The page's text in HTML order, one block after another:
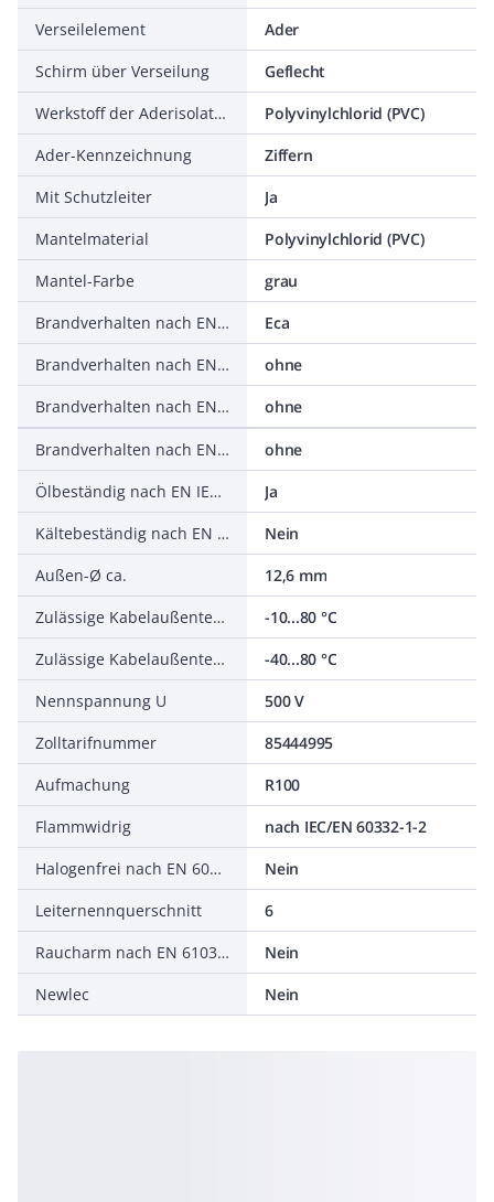
Verseilelement
Ader
Schirm über Verseilung
Geflecht
Werkstoff der Aderisolation
Polyvinylchlorid (PVC)
Ader-Kennzeichnung
Ziffern
Mit Schutzleiter
Ja
Mantelmaterial
Polyvinylchlorid (PVC)
Mantel-Farbe
grau
Brandverhalten nach EN 13501-6: Klasse
Eca
Brandverhalten nach EN 13501-6: Rauchentwicklung
ohne
Brandverhalten nach EN 13501-6: Abtropfverhalten
ohne
Brandverhalten nach EN 13501-6: Säureentwicklung
ohne
Ölbeständig nach EN IEC 60811-404
Ja
Kältebeständig nach EN 60811-504+505+506
Nein
Außen-Ø ca.
12,6 mm
Zulässige Kabelaußentemperatur bei Montage/Handling
-10...80 °C
Zulässige Kabelaußentemperatur nach Montage ohne Erschütterung
-40...80 °C
Nennspannung U
500 V
Zolltarifnummer
85444995
Aufmachung
R100
Flammwidrig
nach IEC/EN 60332-1-2
Halogenfrei nach EN 60754-1/2
Nein
Leiternennquerschnitt
6
Raucharm nach EN 61034-2
Nein
Newlec
Nein